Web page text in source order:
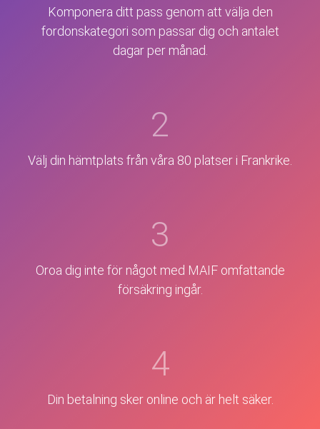
Komponera ditt pass genom att välja den
fordonskategori som passar dig och antalet
dagar per månad.
2
Välj din hämtplats från våra 80 platser i Frankrike.
3
Oroa dig inte för något med MAIF omfattande
försäkring ingår.
4
Din betalning sker online och är helt säker.